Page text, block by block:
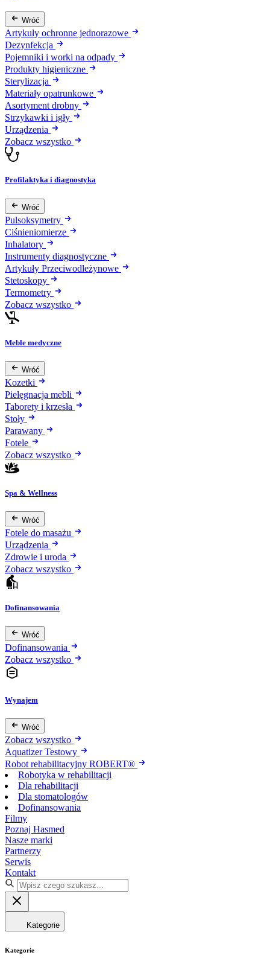
Wróć
Artykuły ochronne jednorazowe
Dezynfekcja
Pojemniki i worki na odpady
Produkty higieniczne
Sterylizacja
Materiały opatrunkowe
Asortyment drobny
Strzykawki i igły
Urządzenia
Zobacz wszystko
Profilaktyka i diagnostyka
Wróć
Pulsoksymetry
Ciśnieniomierze
Inhalatory
Instrumenty diagnostyczne
Artykuły Przeciwodleżynowe
Stetoskopy
Termometry
Zobacz wszystko
Meble medyczne
Wróć
Kozetki
Pielęgnacja mebli
Taborety i krzesła
Stoły
Parawany
Fotele
Zobacz wszystko
Spa & Wellness
Wróć
Fotele do masażu
Urządzenia
Zdrowie i uroda
Zobacz wszystko
Dofinansowania
Wróć
Dofinansowania
Zobacz wszystko
Wynajem
Wróć
Zobacz wszystko
Aquatizer Testowy
Robot rehabilitacyjny ROBERT®
Robotyka w rehabilitacji
Dla rehabilitacji
Dla stomatologów
Dofinansowania
Filmy
Poznaj Hasmed
Nasze marki
Partnerzy
Serwis
Kontakt
Kategorie
Kategorie